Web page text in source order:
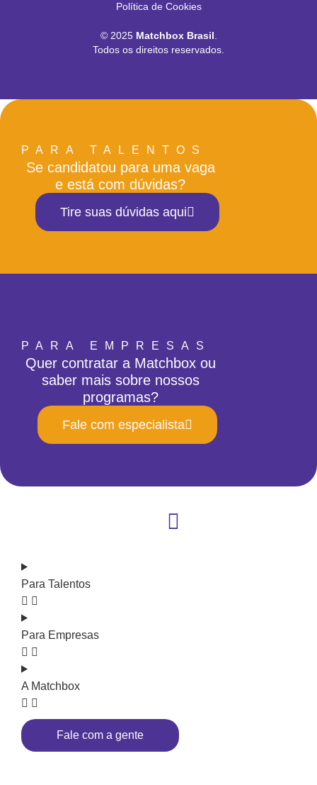
Política de Cookies
© 2025 Matchbox Brasil
Todos os direitos reservados.
PARA TALENTOS
Se candidatou para uma vaga
e está com dúvidas?
Tire suas dúvidas aqui
PARA EMPRESAS
Quer contratar a Matchbox ou
saber mais sobre nossos
programas?
Fale com especialista
Para Talentos
Para Empresas
A Matchbox
Fale com a gente